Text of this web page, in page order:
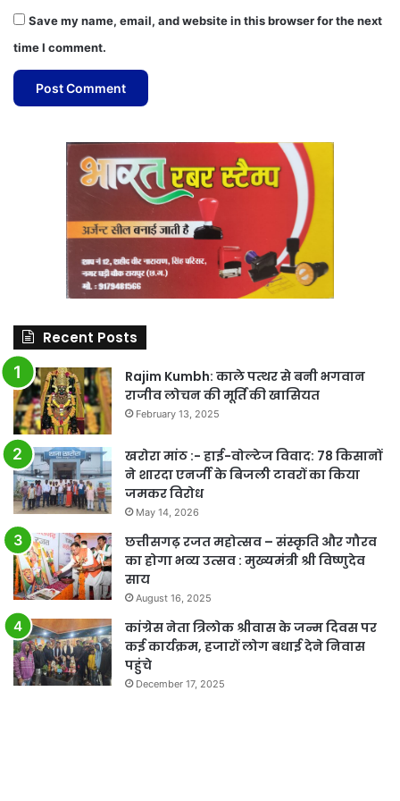
Save my name, email, and website in this browser for the next
time I comment.
Recent Posts
Rajim Kumbh: काले पत्थर से बनी भगवान
राजीव लोचन की मूर्ति की खासियत
February 13, 2025
खरोरा मांठ :- हाई-वोल्टेज विवाद: 78 किसानों
ने शारदा एनर्जी के बिजली टावरों का किया
जमकर विरोध
May 14, 2026
छत्तीसगढ़ रजत महोत्सव – संस्कृति और गौरव
का होगा भव्य उत्सव : मुख्यमंत्री श्री विष्णुदेव
साय
August 16, 2025
कांग्रेस नेता त्रिलोक श्रीवास के जन्म दिवस पर
कई कार्यक्रम, हजारों लोग बधाई देने निवास
पहुंचे
December 17, 2025